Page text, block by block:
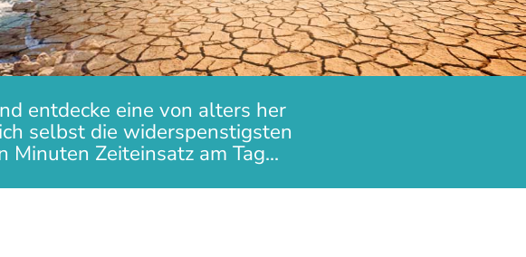
entdecke eine von alters her
selbst die widerspenstigsten
Zeiteinsatz am Tag...